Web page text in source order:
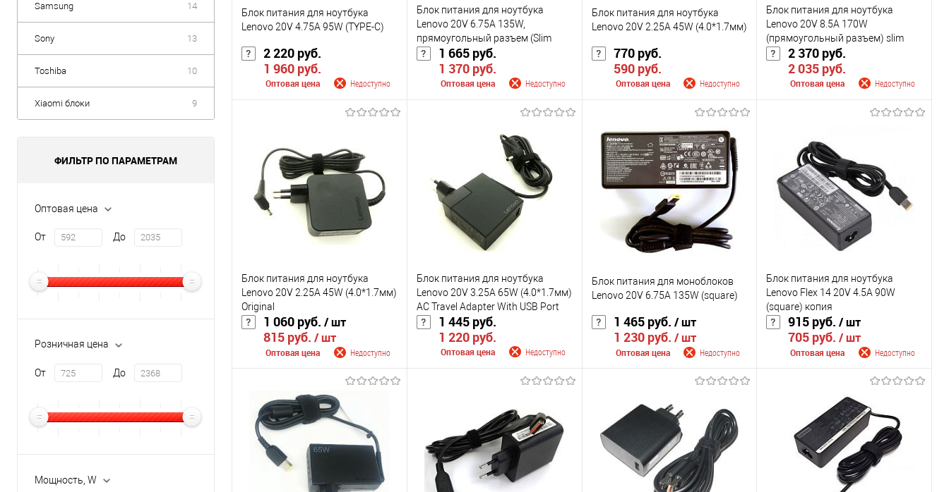
Samsung 14
Sony 13
Toshiba 10
Xiaomi блоки 9
ФИЛЬТР ПО ПАРАМЕТРАМ
Оптовая цена
От До
Розничная цена
От До
Мощность, W
Блок питания для ноутбука
Lenovo 20V 4.75A 95W (TYPE-C)
2 220 руб.
1 960 руб.
Оптовая цена Недоступно
К сравнению
В избранное
Недоступно
Цвет
Блок питания для ноутбука
Lenovo 20V 6.75A 135W,
прямоугольный разъем (Slim
Original)1 665 руб.
1 370 руб.
Оптовая цена Недоступно
В избранное
Недоступно
Блок питания для ноутбука
Lenovo 20V 2.25A 45W (4.0*1.7мм)
770 руб.
590 руб.
Оптовая цена Недоступно
К сравнению
В избранное
Недоступно
Блок питания для ноутбука
Lenovo 20V 8.5A 170W
(прямоугольный разъем) slim
original2 370 руб.
2 035 руб.
Оптовая цена Недоступно
К сравнению
В избранное
Недоступно
Цвет
Блок питания для ноутбука
Lenovo 20V 2.25A 45W (4.0*1.7мм)
Original
1 060 руб. / шт
815 руб. / шт
Оптовая цена Недоступно
Сообщить о поступлении
К сравнению
В избранное
Недоступно
Блок питания для ноутбука
Lenovo 20V 3.25A 65W (4.0*1.7мм)
AC Travel Adapter With USB Port
original1 445 руб.
1 220 руб.
Оптовая цена Недоступно
К сравнению
В избранное
Недоступно
Цвет
Блок питания для моноблоков
Lenovo 20V 6.75A 135W (square)
1 465 руб. / шт
1 230 руб. / шт
Оптовая цена Недоступно
К сравнению
В избранное
Недоступно
Блок питания для ноутбука
Lenovo Flex 14 20V 4.5A 90W
(square) копия
915 руб./ шт
705 руб./ шт
Оптовая цена Недоступно
К сравнению
В избранное
Недоступно